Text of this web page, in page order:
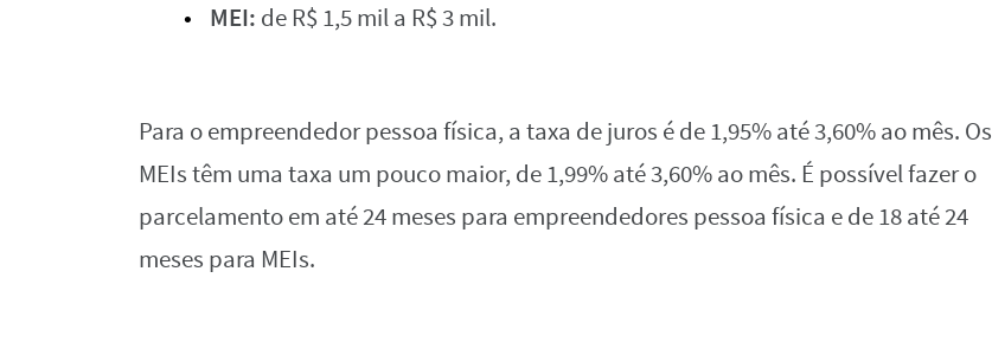
MEI: de R$ 1,5 mil a R$ 3 mil.
Para o empreendedor pessoa física, a taxa de juros é de ​1,95% até 3,60% ao mês. Os
MEIs têm uma taxa um pouco maior, de 1,99% até 3,60% ao mês. É possível fazer o
parcelamento em até 24 meses para empreendedores pessoa física e de 18 até 24
meses para MEIs.